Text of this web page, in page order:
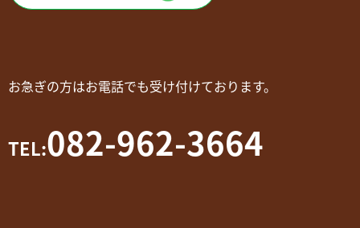
お急ぎの方はお電話でも受け付けております。
TEL:082-962-3664